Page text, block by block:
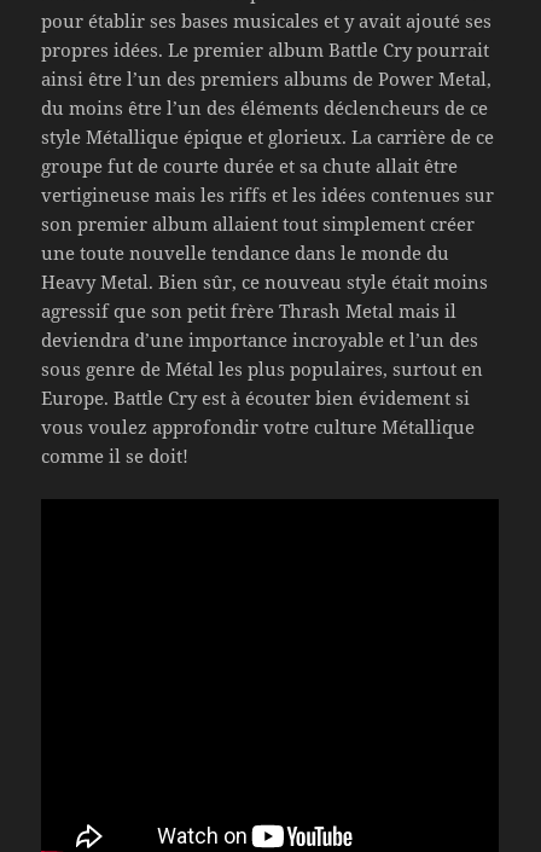
pour établir ses bases musicales et y avait ajouté ses
propres idées. Le premier album Battle Cry pourrait
ainsi être l’un des premiers albums de Power Metal,
du moins être l’un des éléments déclencheurs de ce
style Métallique épique et glorieux. La carrière de ce
groupe fut de courte durée et sa chute allait être
vertigineuse mais les riffs et les idées contenues sur
son premier album allaient tout simplement créer
une toute nouvelle tendance dans le monde du
Heavy Metal. Bien sûr, ce nouveau style était moins
agressif que son petit frère Thrash Metal mais il
deviendra d’une importance incroyable et l’un des
sous genre de Métal les plus populaires, surtout en
Europe. Battle Cry est à écouter bien évidement si
vous voulez approfondir votre culture Métallique
comme il se doit!